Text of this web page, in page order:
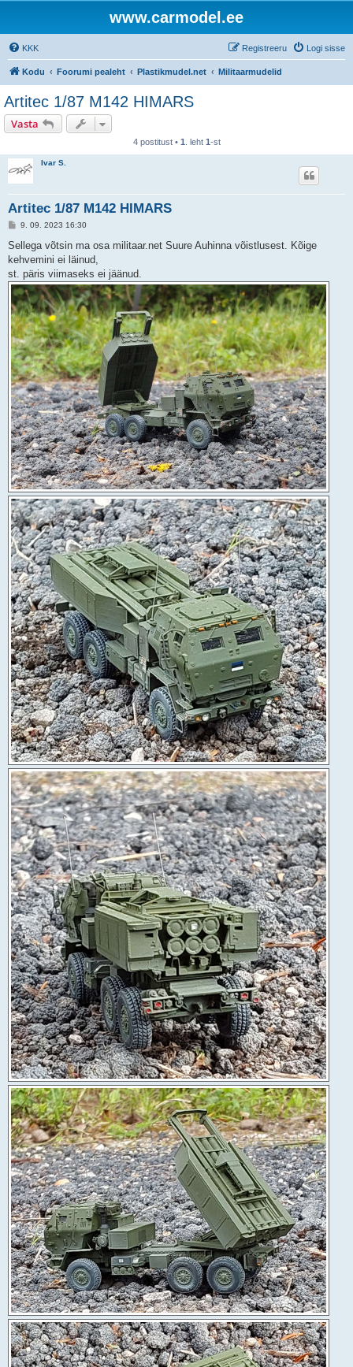
www.carmodel.ee
KKK Logi sisse
Registreeru
Kodu Foorumi pealeht Plastikmudel.net Militaarmudelid
Artitec 1/87 M142 HIMARS
Vasta
4 postitust • 1 . leht 1-st
Ivar S.
Artitec 1/87 M142 HIMARS
P
s
i
u
s
9. 09. 2023 16:30
Sellega võtsin ma osa militaar.net Suure Auhinna võistlusest. Kõige
kehvemini ei läinud,
st. päris viimaseks ei jäänud.